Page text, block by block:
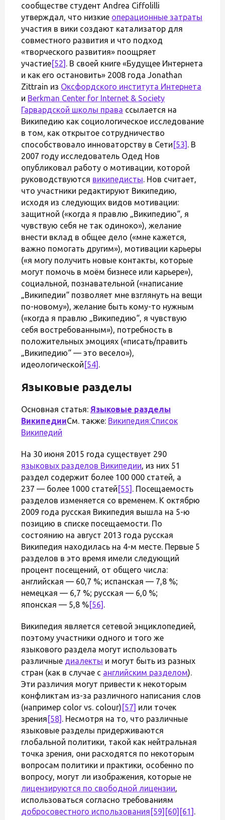
сообществе студент Andrea Ciffolilli
утверждал, что низкие операционные затраты
участия в вики создают катализатор для
совместного развития и что подход
«творческого развития» поощряет
участие[52] . В своей книге «Будущее Интернета
и как его остановить» 2008 года Jonathan
Zittrain из Оксфордского института Интернета
и Berkman Center for Internet & Society
Гарвардской школы права ссылается на
Википедию как социологическое исследование
в том, как открытое сотрудничество
способствовало инноваторству в Сети [53] . В
2007 году исследователь Одед Нов
опубликовал работу о мотивации, которой
руководствуются википедисты. Нов считает,
что участники редактируют Википедию,
исходя из следующих видов мотивации:
защитной («когда я правлю „Википедию“, я
чувствую себя не так одиноко»), желание
внести вклад в общее дело («мне кажется,
важно помогать другим»), мотивации карьеры
(«я могу получить новые контакты, которые
могут помочь в моём бизнесе или карьере»),
социальной, познавательной («написание
„Википедии“ позволяет мне взглянуть на вещи
по-новому»), желание быть кому-то нужным
(«когда я правлю „Википедию“, я чувствую
себя востребованным»), потребность в
положительных эмоциях («писать/править
„Википедию“ — это весело»),
идеологической [54] .
Языковые разделы
Основная статья: Языковые разделы
ВикипедииСм. также: Википедия:Список
Википедий
На 30 июня 2015 года существует 290
языковых разделов Википедии, из них 51
раздел содержит более 100 000 статей, а
237 — более 1000 статей [55] . Посещаемость
разделов изменяется со временем. К октябрю
2009 года русская Википедия вышла на 5-ю
позицию в списке посещаемости. По
состоянию на август 2013 года русская
Википедия находилась на 4-м месте. Первые 5
разделов в это время имели следующий
процент посещений, от общего числа:
английская — 60,7 %; испанская — 7,8 %;
немецкая — 6,7 %; русская — 6,0 %;
японская — 5,8 %[56] .
Википедия является сетевой энциклопедией,
поэтому участники одного и того же
языкового раздела могут использовать
различные диалекты и могут быть из разных
стран (как в случае с английским разделом).
Эти различия могут привести к некоторым
конфликтам из-за различного написания слов
(например color vs. colour) [57] или точек
зрения [58] . Несмотря на то, что различные
языковые разделы придерживаются
глобальной политики, такой как нейтральная
точка зрения, они расходятся по некоторым
вопросам политики и практики, особенно по
вопросу, могут ли изображения, которые не
лицензируются по свободной лицензии,
использоваться согласно требованиям
добросовестного использования [59] [60] [61] .